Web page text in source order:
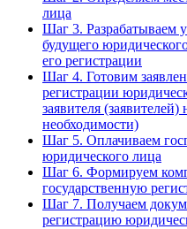
лица
Шаг 3. Разрабатываем
будущего
его регистрации
Шаг 4. Готовим
регистрации
заявителя
необходимости)
Шаг 5. Оплачиваем
юридического лица
Шаг 6. Формируем
государственную
Шаг 7. Получаем
регистрацию